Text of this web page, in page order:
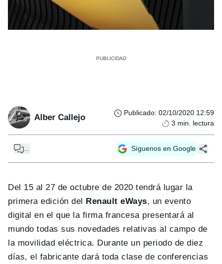
Alber Callejo Publicado: 02/10/2020 12:59
3 min. lectura
... Síguenos en Google
Del 15 al 27 de octubre de 2020 tendrá lugar la
primera edición del
Renault eWays, un evento
digital en el que la firma francesa presentará al
mundo todas sus novedades relativas al campo de
la movilidad eléctrica. Durante un periodo de diez
días, el fabricante dará toda clase de conferencias